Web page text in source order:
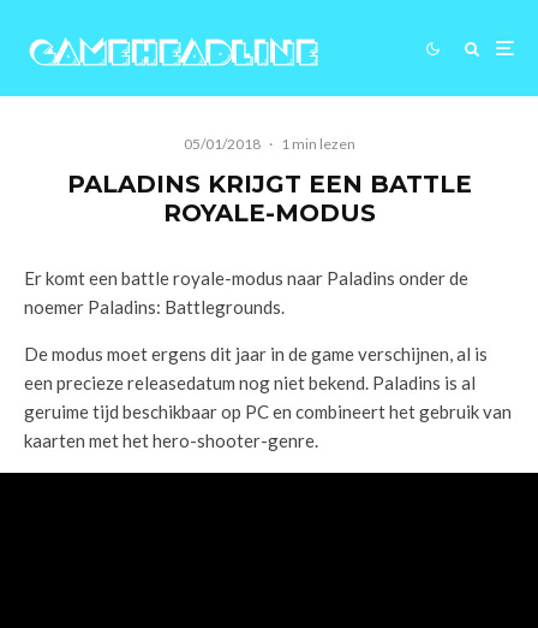
05/01/2018 · 1 min lezen
PALADINS KRIJGT EEN BATTLE
ROYALE-MODUS
Er komt een battle royale-modus naar Paladins onder de
noemer Paladins: Battlegrounds.
De modus moet ergens dit jaar in de game verschijnen, al is
een precieze releasedatum nog niet bekend. Paladins is al
geruime tijd beschikbaar op PC en combineert het gebruik van
kaarten met het hero-shooter-genre.